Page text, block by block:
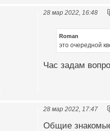
28 мар 2022, 16:48
Roman
это очередной
Час задам
28 мар 2022, 17:47
Общие